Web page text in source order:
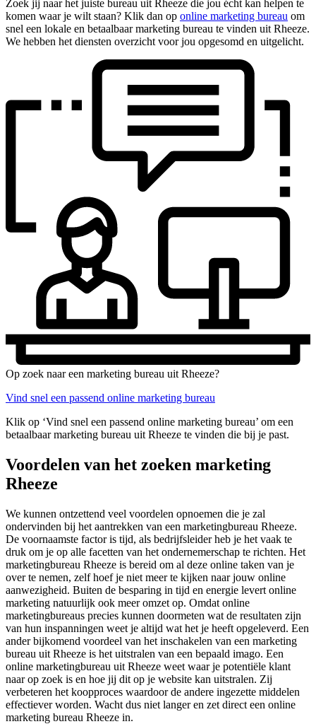
Zoek jij naar het juiste bureau uit Rheeze die jou écht kan helpen te
komen waar je wilt staan? Klik dan op online marketing bureau om
snel een lokale en betaalbaar marketing bureau te vinden uit Rheeze.
We hebben het diensten overzicht voor jou opgesomd en uitgelicht.
Op zoek naar een marketing bureau uit Rheeze?
Vind snel een passend online marketing bureau
Klik op ‘Vind snel een passend online marketing bureau’ om een
betaalbaar marketing bureau uit Rheeze te vinden die bij je past.
Voordelen van het zoeken marketing
Rheeze
We kunnen ontzettend veel voordelen opnoemen die je zal
ondervinden bij het aantrekken van een marketingbureau Rheeze.
De voornaamste factor is tijd, als bedrijfsleider heb je het vaak te
druk om je op alle facetten van het ondernemerschap te richten. Het
marketingbureau Rheeze is bereid om al deze online taken van je
over te nemen, zelf hoef je niet meer te kijken naar jouw online
aanwezigheid. Buiten de besparing in tijd en energie levert online
marketing natuurlijk ook meer omzet op. Omdat online
marketingbureaus precies kunnen doormeten wat de resultaten zijn
van hun inspanningen weet je altijd wat het je heeft opgeleverd. Een
ander bijkomend voordeel van het inschakelen van een marketing
bureau uit Rheeze is het uitstralen van een bepaald imago. Een
online marketingbureau uit Rheeze weet waar je potentiële klant
naar op zoek is en hoe jij dit op je website kan uitstralen. Zij
verbeteren het koopproces waardoor de andere ingezette middelen
effectiever worden. Wacht dus niet langer en zet direct een online
marketing bureau Rheeze in.